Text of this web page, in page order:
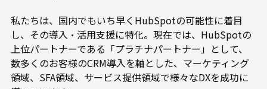
私たちは、国内でもいち早くHubSpotの可能性に着目
し、その導入・活用支援に特化。現在では、HubSpotの
上位パートナーである「プラチナパートナー」として、
数多くのお客様のCRM導入を軸とした、マーケティング
領域、SFA領域、サービス提供領域で様々なDXを成功に